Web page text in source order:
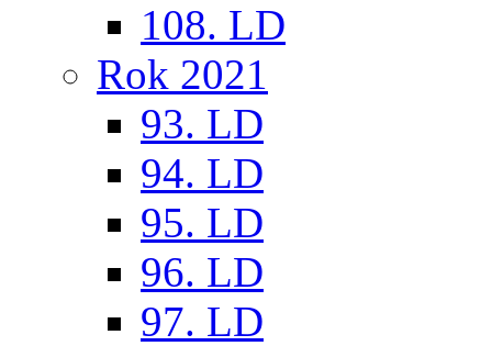
108. LD
Rok 2021
93. LD
94. LD
95. LD
96. LD
97. LD